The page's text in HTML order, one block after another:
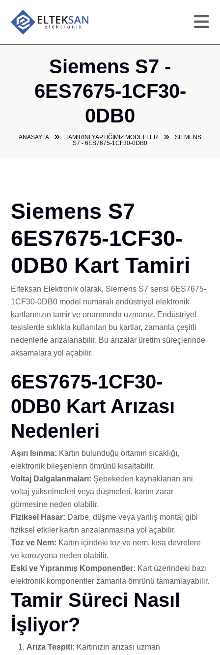
Siemens S7 -
6ES7675-1CF30-
0DB0
ANASAYFA TAMIRINI YAPTIĞIMIZ MODELLER
SIEMENS
S7 - 6ES7675-1CF30-0DB0
Siemens S7
6ES7675-1CF30-
0DB0 Kart Tamiri
Elteksan Elektronik olarak, Siemens S7 serisi 6ES7675-
1CF30-0DB0 model numaralı endüstriyel elektronik
kartlarınızın tamir ve onarımında uzmanız. Endüstriyel
tesislerde sıklıkla kullanılan bu kartlar, zamanla çeşitli
nedenlerle arızalanabilir. Bu arızalar üretim süreçlerinde
aksamalara yol açabilir.
6ES7675-1CF30-
0DB0 Kart Arızası
Nedenleri
Aşırı Isınma: Kartın bulunduğu ortamın sıcaklığı,
elektronik bileşenlerin ömrünü kısaltabilir.
Voltaj Dalgalanmaları: Şebekeden kaynaklanan ani
voltaj yükselmeleri veya düşmeleri, kartın zarar
görmesine neden olabilir.
Fiziksel Hasar: Darbe, düşme veya yanlış montaj gibi
fiziksel etkiler kartın arızalanmasına yol açabilir.
Toz ve Nem: Kartın içindeki toz ve nem, kısa devrelere
ve korozyona neden olabilir.
Eski ve Yıpranmış Komponentler: Kart üzerindeki bazı
elektronik komponentler zamanla ömrünü tamamlayabilir.
Tamir Süreci Nasıl
İşliyor?
Arıza Tespiti: Kartınızın arızası uzman